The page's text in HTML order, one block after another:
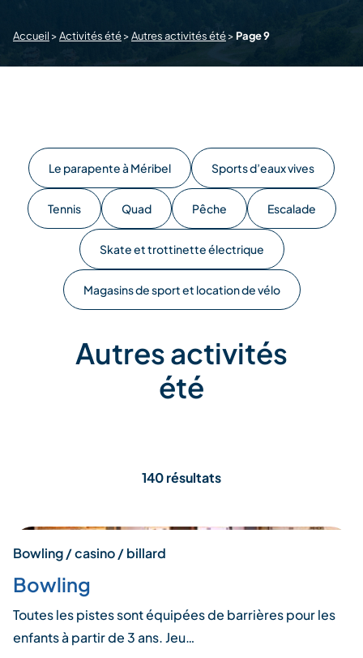
Accueil >Activités été>Autres activités été>Page 9
Le parapente à Méribel Sports d’eaux vives
Tennis Quad Pêche Escalade
Skate et trottinette électrique
Magasins de sport et location de vélo
Autres activités
été
140 résultats
Bowling / casino / billard
Bowling
Toutes les pistes sont équipées de barrières pour les
enfants à partir de 3 ans. Jeu…